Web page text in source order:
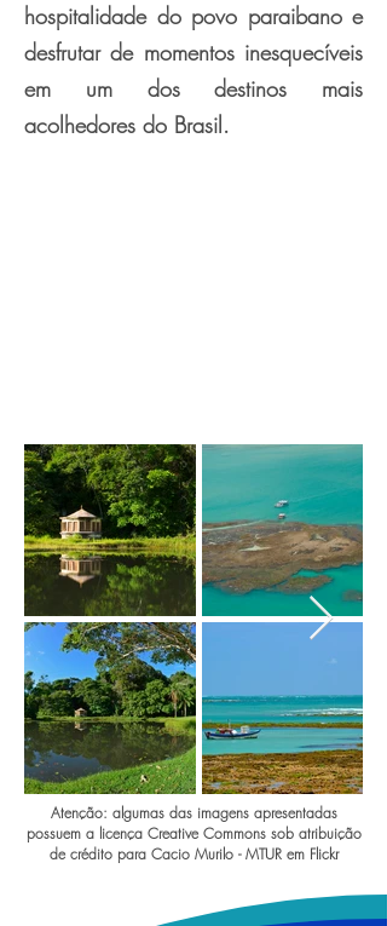
hospitalidade do povo paraibano e
desfrutar de momentos inesquecíveis
em um dos destinos mais
acolhedores do Brasil.
Atenção: algumas das imagens apresentadas
possuem a licença Creative Commons sob atribuição
de crédito para Cacio Murilo - MTUR em Flickr